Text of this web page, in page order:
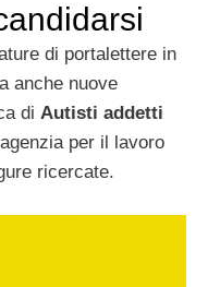
di portalettere in
anche nuove
di Autisti addetti
per il lavoro
ricercate.